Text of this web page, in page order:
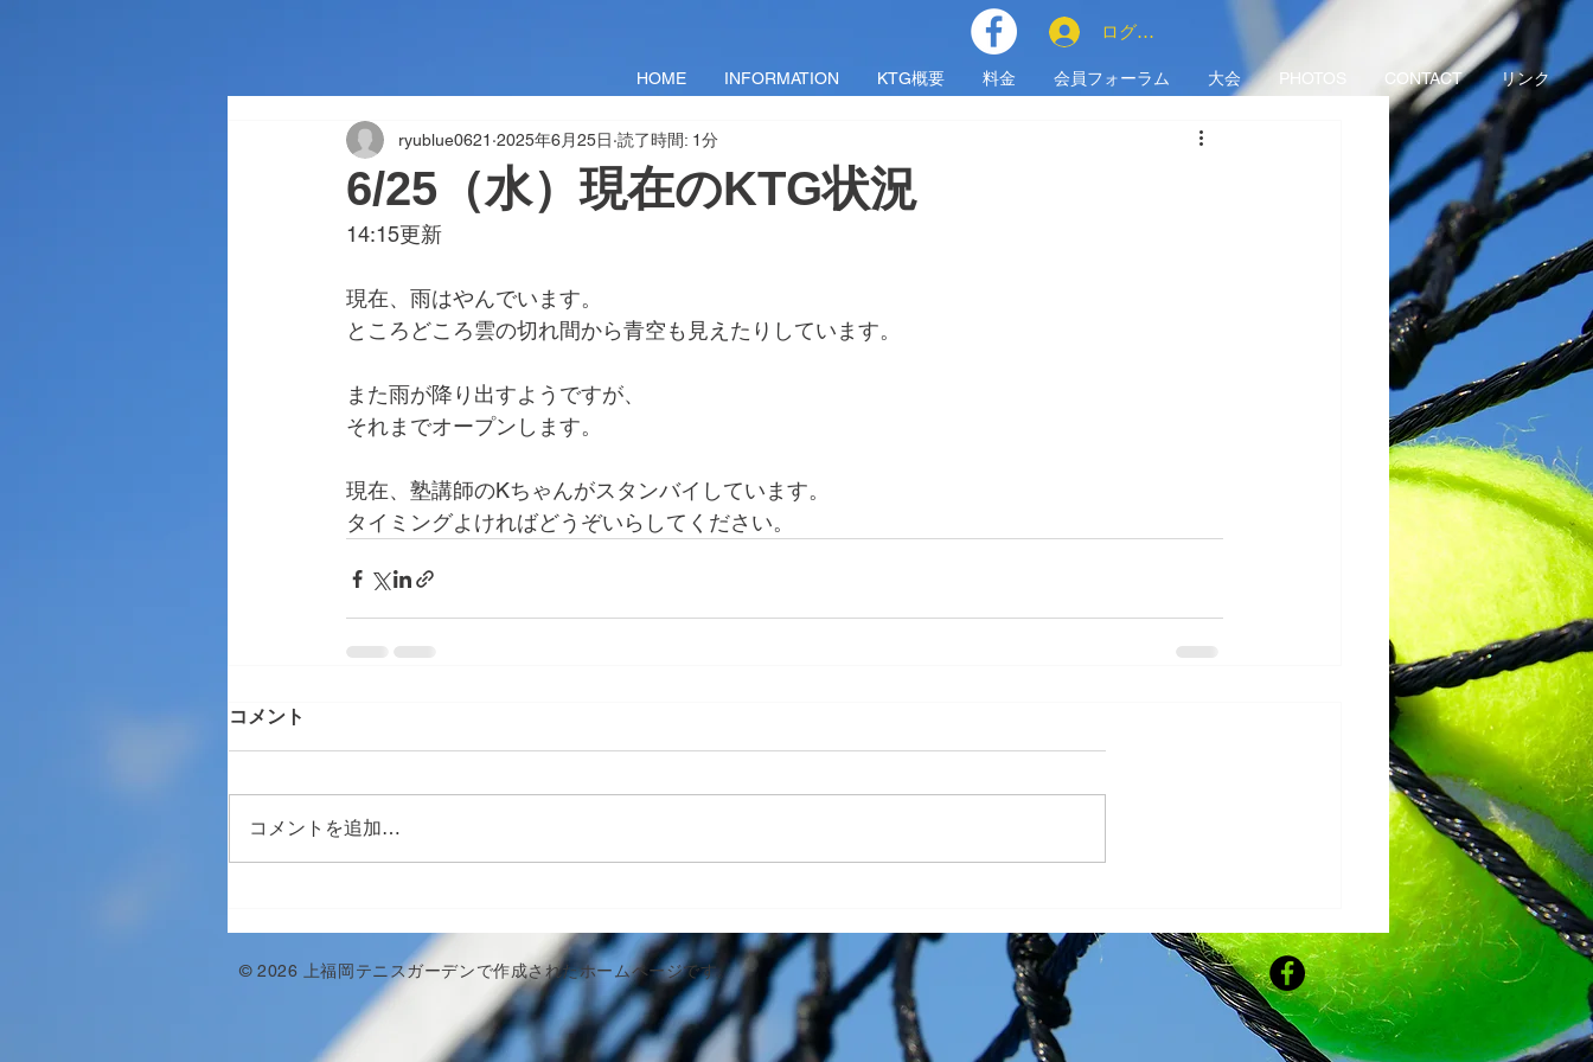
HOME INFORMATION KTG概要 料金 会員フォーラム 大会 PHOTOS CONTACT リンク
ログイン
6/25（水）現在のKTG状況
ryublue0621 2025年6月25日 読了時間: 1分
14:15更新
現在、雨はやんでいます。
ところどころ雲の切れ間から青空も見えたりしています。
また雨が降り出すようですが、
それまでオープンします。
現在、塾講師のKちゃんがスタンバイしています。
タイミングよければどうぞいらしてください。
コメント
コメントを追加…
© 2026 上福岡テニスガーデンで作成されたホームページです。